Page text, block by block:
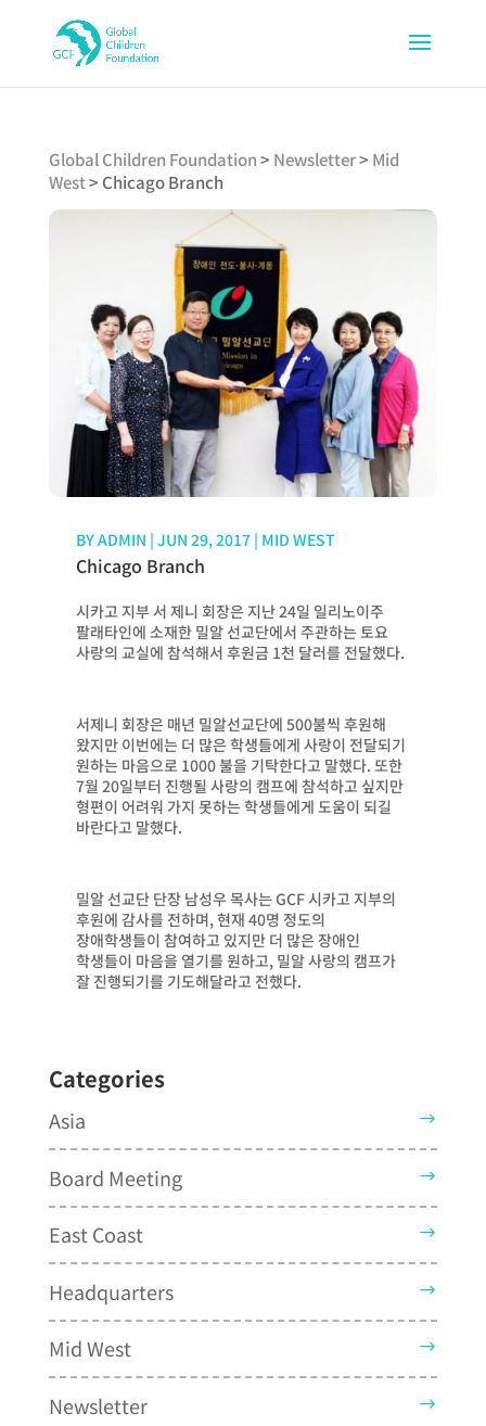
Global Children Foundation> Newsletter> Mid
West> Chicago Branch
BYADMIN | JUN 29, 2017| MID WEST
Chicago Branch
시카고 지부 서 제니 회장은 지난 24일 일리노이주
팔래타인에 소재한 밀알 선교단에서 주관하는 토요
사랑의 교실에 참석해서 후원금 1천 달러를 전달했다.
서제니 회장은 매년 밀알선교단에 500불씩 후원해
왔지만 이번에는 더 많은 학생들에게 사랑이 전달되기
원하는 마음으로 1000 불을 기탁한다고 말했다. 또한
7월 20일부터 진행될 사랑의 캠프에 참석하고 싶지만
형편이 어려워 가지 못하는 학생들에게 도움이 되길
바란다고 말했다.
밀알 선교단 단장 남성우 목사는 GCF 시카고 지부의
후원에 감사를 전하며, 현재 40명 정도의
장애학생들이 참여하고 있지만 더 많은 장애인
학생들이 마음을 열기를 원하고, 밀알 사랑의 캠프가
잘 진행되기를 기도해달라고 전했다.
Categories
Asia
Board Meeting
East Coast
Headquarters
Mid West
Newsletter